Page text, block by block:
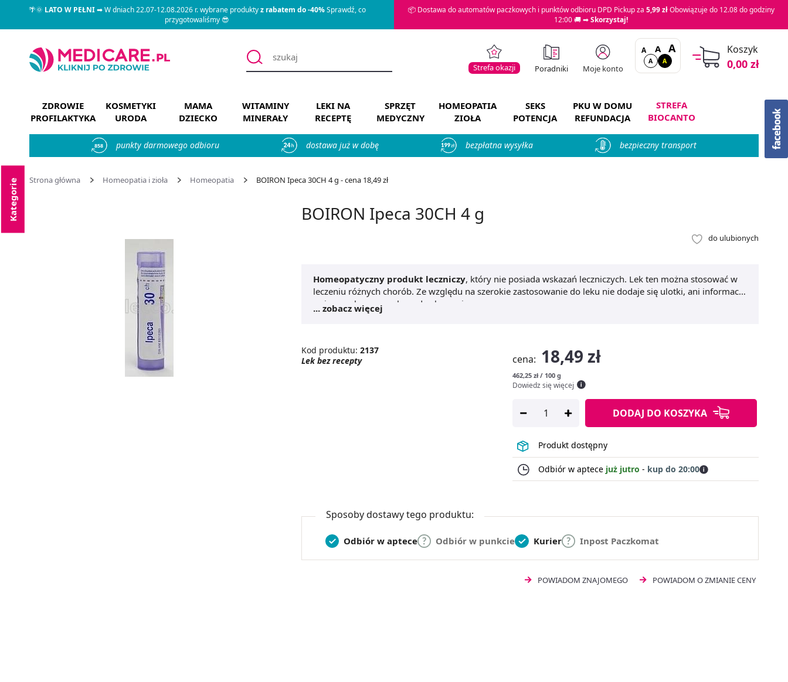
🌴🌞LATO W PEŁNI➡ W dniach 22.07-12.08.2026 r. wybrane produktyz rabatem do -40%Sprawdź, co
przygotowaliśmy 😎
📦 Dostawa do automatów paczkowych i punktów odbioru DPD Pickup za 5,99 złObowiązuje do 12.08 do godziny
12:00 🚚 ➡Skorzystaj!
Strefa okazji Poradniki Moje konto
A A A
A A
Koszyk
0,00 zł
ZDROWIE
PROFILAKTYKA
KOSMETYKI
URODA
MAMA
DZIECKO
WITAMINY
MINERAŁY
LEKI NA
RECEPTĘ
SPRZĘT
MEDYCZNY
HOMEOPATIA
ZIOŁA
SEKS
POTENCJA
PKU W DOMU
REFUNDACJA
STREFA
BIOCANTO
858 punkty darmowego odbioru dostawa już w dobę bezpłatna wysyłka bezpieczny transport
Strona główna Homeopatia i zioła Homeopatia BOIRON Ipeca 30CH 4 g - cena 18,49 zł
Kategorie BOIRON Ipeca 30CH 4 g
do ulubionych
Homeopatyczny produkt leczniczy, który nie posiada wskazań leczniczych. Lek ten można stosować w
leczeniu różnych chorób. Ze względu na szerokie zastosowanie do leku nie dodaje się ulotki, ani informacji
związanych ze sposobem dawkowania.
... zobacz więcej
Kod produktu: 2137
Lek bez recepty
cena: 18,49 zł
462,25 zł / 100 g
Dowiedz się więcej
DODAJ DO KOSZYKA
Produkt dostępny
Odbiór w aptece już jutro - kup do 20:00
Sposoby dostawy tego produktu:
Odbiór w aptece Odbiór w punkcie Kurier Inpost Paczkomat
POWIADOM ZNAJOMEGO POWIADOM O ZMIANIE CENY